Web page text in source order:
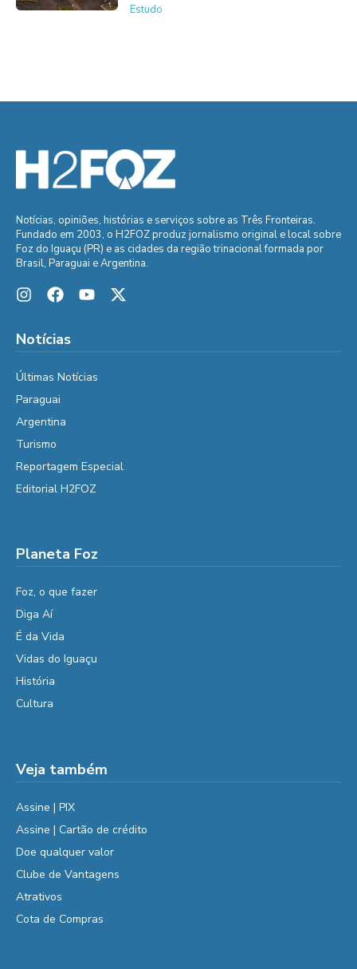
Estudo
Notícias, opiniões, histórias e serviços sobre as Três Fronteiras.
Fundado em 2003, o H2FOZ produz jornalismo original e local sobre
Foz do Iguaçu (PR) e as cidades da região trinacional formada por
Brasil, Paraguai e Argentina.
Notícias
Últimas Notícias
Paraguai
Argentina
Turismo
Reportagem Especial
Editorial H2FOZ
Planeta Foz
Foz, o que fazer
Diga Aí
É da Vida
Vidas do Iguaçu
História
Cultura
Veja também
Assine | PIX
Assine | Cartão de crédito
Doe qualquer valor
Clube de Vantagens
Atrativos
Cota de Compras